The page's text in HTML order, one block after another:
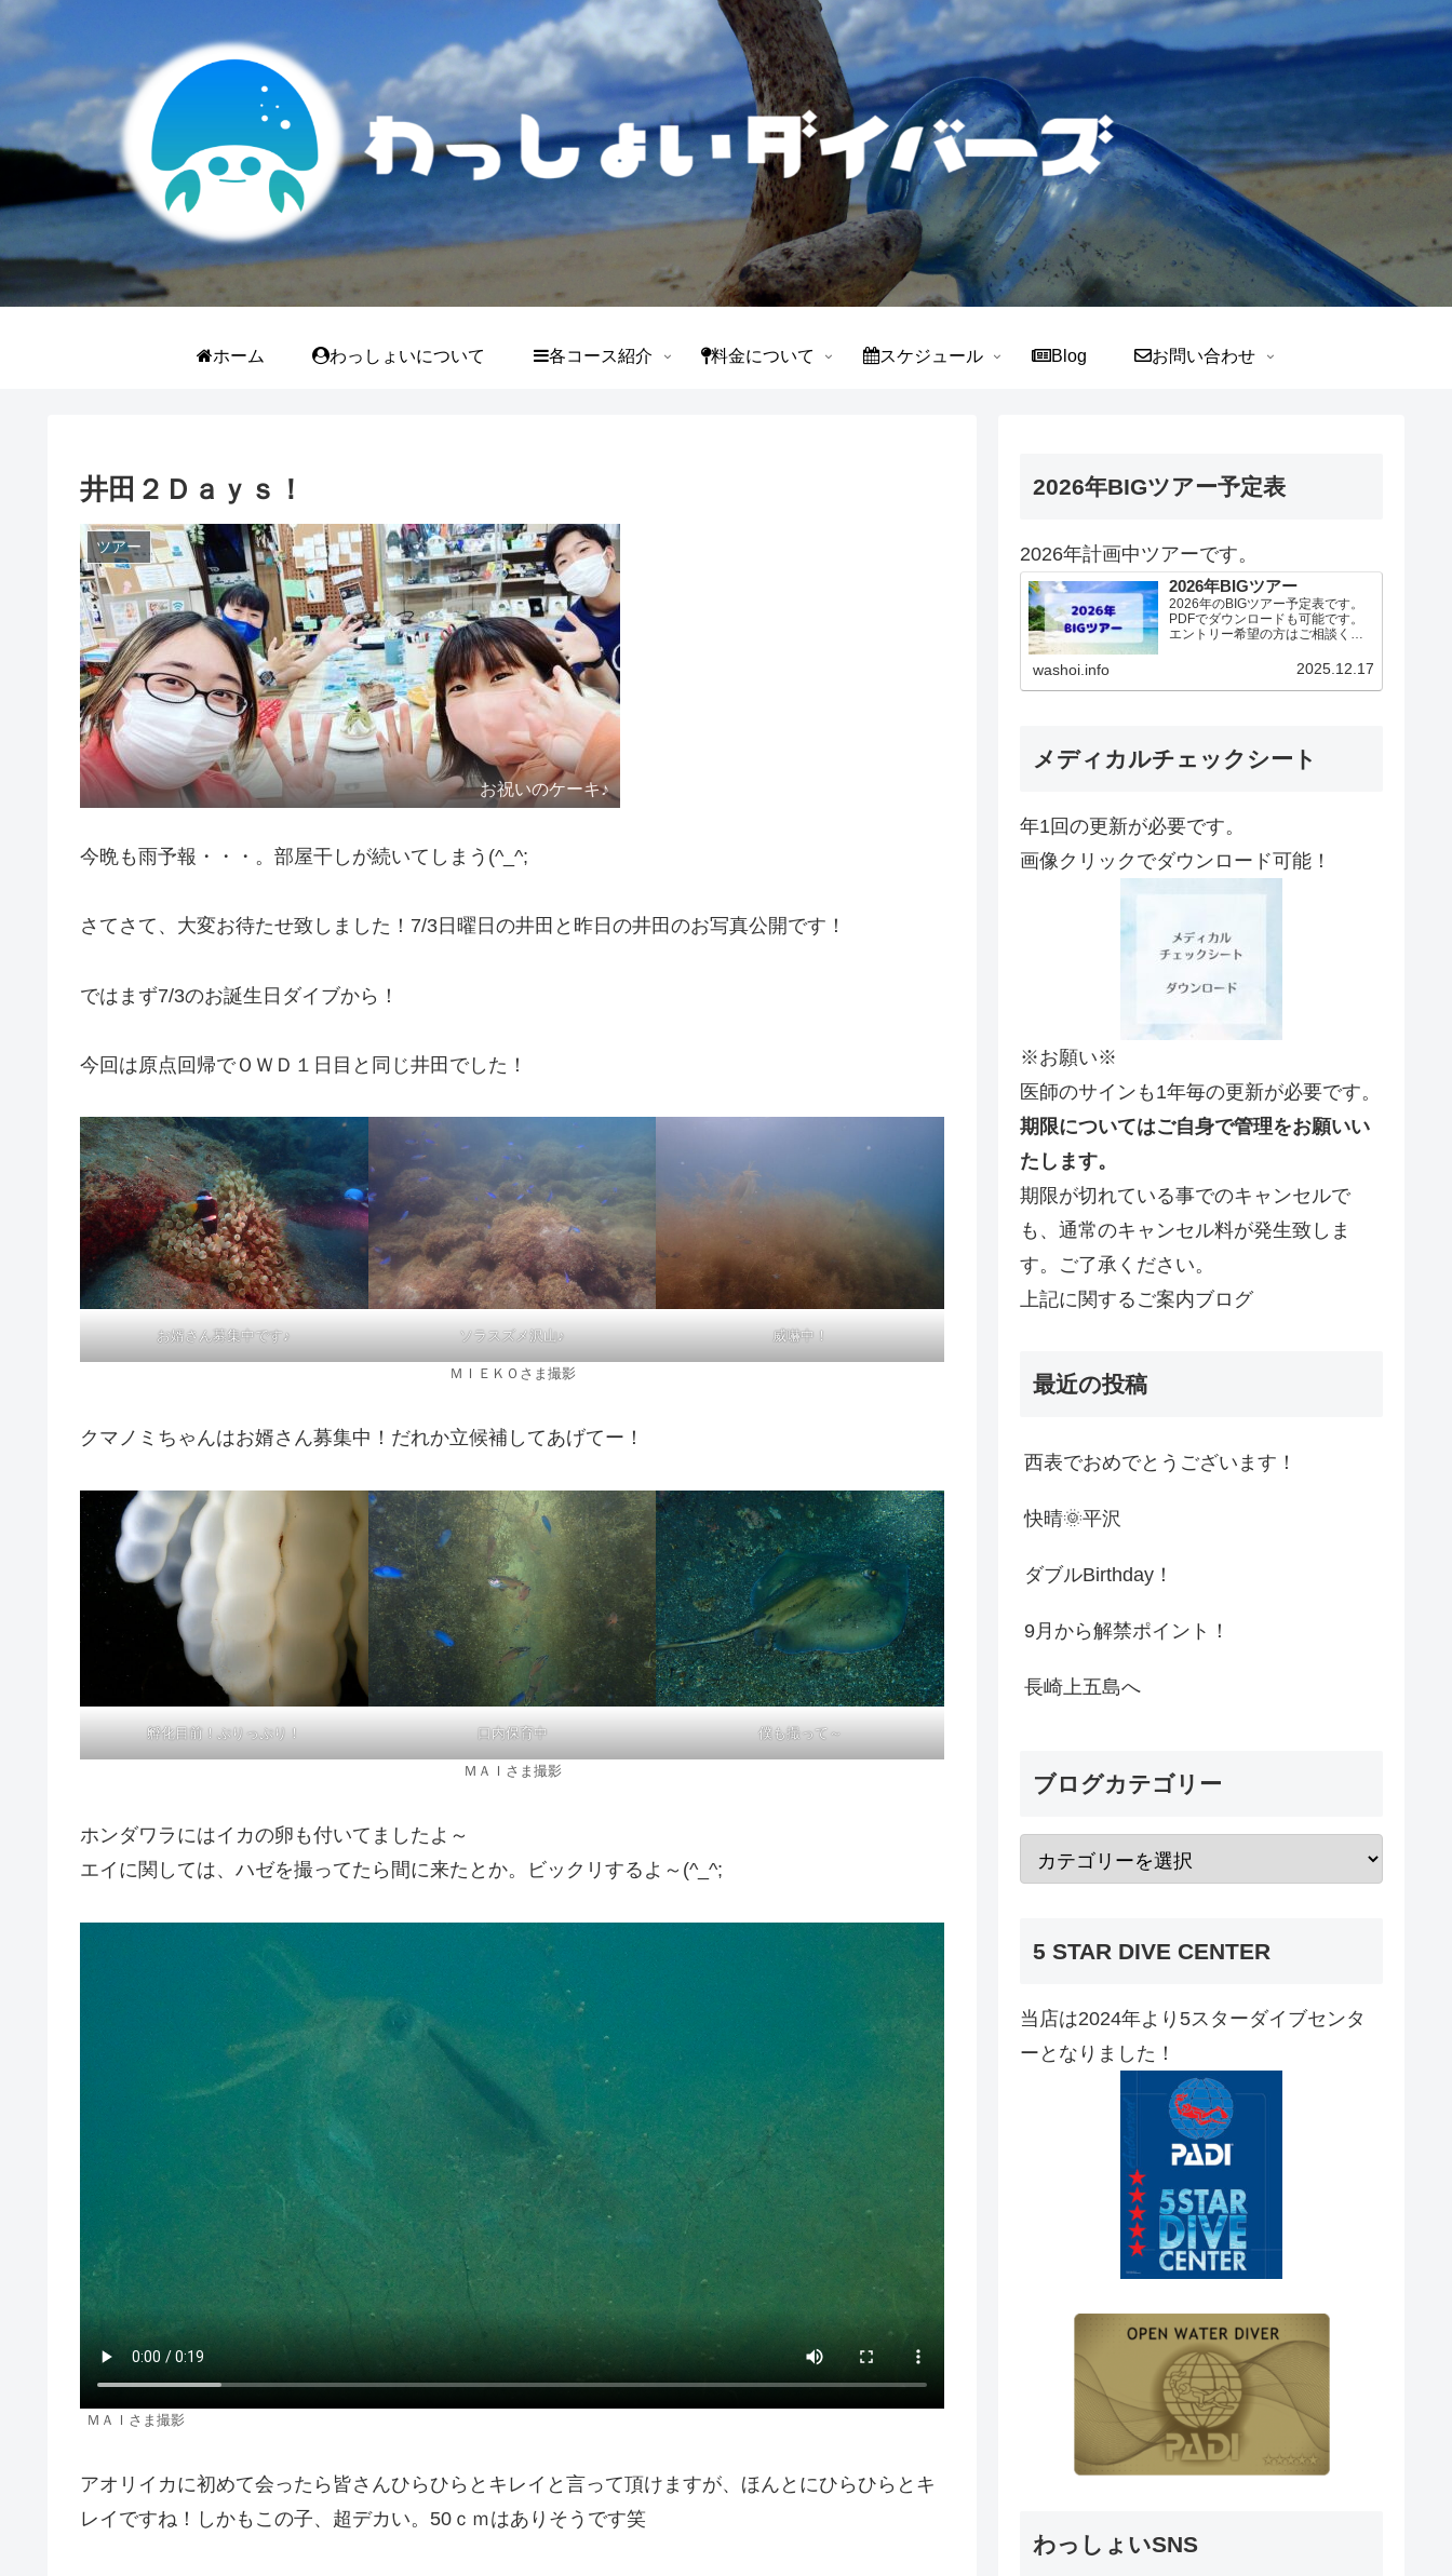
ホーム わっしょいについて 各コース紹介 料金について スケジュール Blog お問い合わせ
井田２Ｄａｙｓ！
ツアー
お祝いのケーキ♪
今晩も雨予報・・・。部屋干しが続いてしまう(^_^;
さてさて、大変お待たせ致しました！7/3日曜日の井田と昨日の井田のお写真公開です！
ではまず7/3のお誕生日ダイブから！
今回は原点回帰でＯＷＤ１日目と同じ井田でした！
お婿さん募集中です♪ ソラスズメ沢山♪ 威嚇中！
ＭＩＥＫＯさま撮影
クマノミちゃんはお婿さん募集中！だれか立候補してあげてー！
孵化目前！ぷりっぷり！ 口内保育中 僕も撮って～
ＭＡＩさま撮影
ホンダワラにはイカの卵も付いてましたよ～
エイに関しては、ハゼを撮ってたら間に来たとか。ビックリするよ～(^_^;
ＭＡＩさま撮影
アオリイカに初めて会ったら皆さんひらひらとキレイと言って頂けますが、ほんとにひらひらとキ
レイですね！しかもこの子、超デカい。50ｃｍはありそうです笑
2026年BIGツアー予定表
2026年計画中ツアーです。
2026年BIGツアー
2026年のBIGツアー予定表です。
PDFでダウンロードも可能です。
エントリー希望の方はご相談くだ
より変動ありますので、ご確認く
新）ダウンロードPDFでアップロ
washoi.info 2025.12.17
メディカルチェックシート
年1回の更新が必要です。
画像クリックでダウンロード可能！
※お願い※
医師のサインも1年毎の更新が必要です。
期限についてはご自身で管理をお願いい
たします。
期限が切れている事でのキャンセルで
も、通常のキャンセル料が発生致しま
す。ご了承ください。
上記に関するご案内ブログ
最近の投稿
西表でおめでとうございます！
快晴🌞平沢
ダブルBirthday！
9月から解禁ポイント！
長崎上五島へ
ブログカテゴリー
5 STAR DIVE CENTER
当店は2024年より5スターダイブセンタ
ーとなりました！
わっしょいSNS